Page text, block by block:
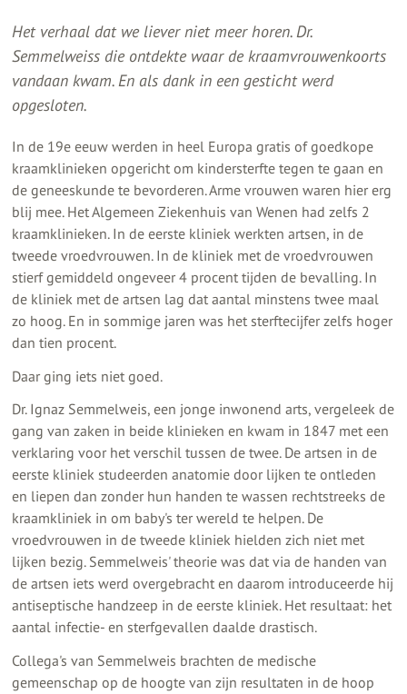
Het verhaal dat we liever niet meer horen. Dr.
Semmelweiss die ontdekte waar de kraamvrouwenkoorts
vandaan kwam. En als dank in een gesticht werd
opgesloten.
In de 19e eeuw werden in heel Europa gratis of goedkope
kraamklinieken opgericht om kindersterfte tegen te gaan en
de geneeskunde te bevorderen. Arme vrouwen waren hier erg
blij mee. Het Algemeen Ziekenhuis van Wenen had zelfs 2
kraamklinieken. In de eerste kliniek werkten artsen, in de
tweede vroedvrouwen. In de kliniek met de vroedvrouwen
stierf gemiddeld ongeveer 4 procent tijden de bevalling. In
de kliniek met de artsen lag dat aantal minstens twee maal
zo hoog. En in sommige jaren was het sterftecijfer zelfs hoger
dan tien procent.
Daar ging iets niet goed.
Dr. Ignaz Semmelweis, een jonge inwonend arts, vergeleek de
gang van zaken in beide klinieken en kwam in 1847 met een
verklaring voor het verschil tussen de twee. De artsen in de
eerste kliniek studeerden anatomie door lijken te ontleden
en liepen dan zonder hun handen te wassen rechtstreeks de
kraamkliniek in om baby's ter wereld te helpen. De
vroedvrouwen in de tweede kliniek hielden zich niet met
lijken bezig. Semmelweis' theorie was dat via de handen van
de artsen iets werd overgebracht en daarom introduceerde hij
antiseptische handzeep in de eerste kliniek. Het resultaat: het
aantal infectie- en sterfgevallen daalde drastisch.
Collega's van Semmelweis brachten de medische
gemeenschap op de hoogte van zijn resultaten in de hoop